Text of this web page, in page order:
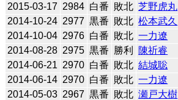
2015-03-17 2984 白番 敗北 芝野虎丸
2014-10-24 2977 黒番 敗北 松本武久
2014-10-04 2976 白番 敗北 一力遼
2014-08-28 2975 黒番 勝利 陳祈睿
2014-06-21 2970 白番 敗北 結城聡
2014-06-14 2970 白番 敗北 一力遼
2014-05-03 2967 黒番 敗北 瀬戸大樹